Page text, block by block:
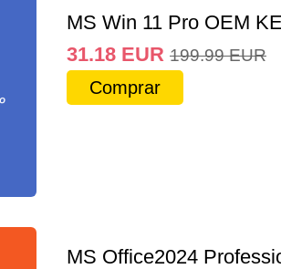
MS Win 11 Pro OEM
31.18 EUR 199.99 EUR
Comprar
MS Office2024